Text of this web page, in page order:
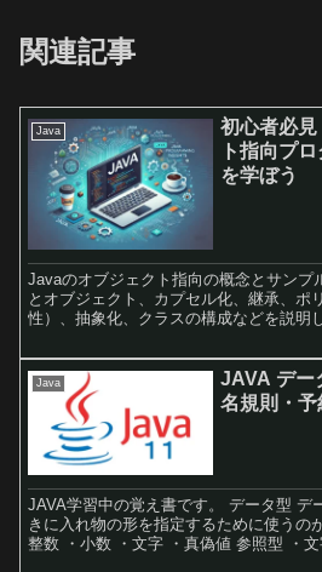
関連記事
Java
初心者必
ト指向プ
を学ぼう
Javaのオブジェクト指向の概念とサンプ
とオブジェクト、カプセル化、継承、ポ
性）、抽象化、クラスの構成などを説明
Java
JAVA デー
名規則・予
JAVA学習中の覚え書です。 データ型 デ
きに入れ物の形を指定するために使うの
整数 ・小数 ・文字 ・真偽値 参照型 ・文